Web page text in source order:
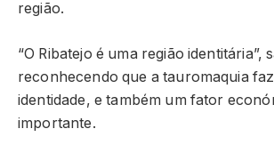
região.
“O Ribatejo é uma região identitária”,
reconhecendo que a tauromaquia
identidade, e também um fator
importante.